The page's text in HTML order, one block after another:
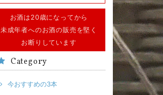
お酒は20歳になってから
未成年者へのお酒の販売を堅く
お断りしています
Category
今おすすめの3本